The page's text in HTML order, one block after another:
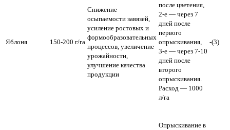
Яблоня 150-200 г/га
Снижение
осыпаемости завязей,
усиление ростовых и
формообразовательных
процессов, увеличение
урожайности,
улучшение качества
продукции
после цветения,
2-е — через 7
дней после
первого
опрыскивания,
3-е — через 7-10
дней после
второго
опрыскивания.
Расход — 1000
л/га
-(3)
Опрыскивание в